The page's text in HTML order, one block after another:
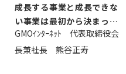
成長する事業と成長できな
い事業は最初から決まって
いる
GMOｲﾝﾀｰﾈｯﾄ 代表取締役会
長兼社長 熊谷正寿